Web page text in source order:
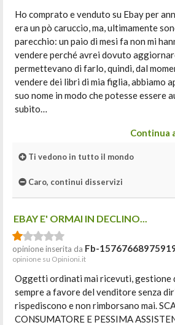
Ho comprato e venduto su Ebay per
era un pò caruccio, ma, ultimamente
parecchio: un paio di mesi fa non mi
vendere perché avrei dovuto
permettevano di farlo, quindi, dal
vendere dei libri di mia figlia, abbiamo
suo nome in modo che potesse essere
subito…
Continua
Ti vedono in tutto il mondo
Caro, continui disservizi
EBAY E' ORMAI IN DECLINO...
opinione inserita da Fb-
opinione su Opinioni.it
Oggetti ordinati mai ricevuti, gestione
sempre a favore del venditore senza
rispediscono e non rimborsano mai.
CONSUMATORE E PESSIMA